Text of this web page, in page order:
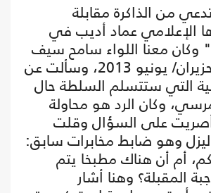
من الذاكرة مقابلة
الإعلامي عماد أديب في
وكان معنا اللواء سامح سيف
اليزل يوم 30 حزيران/ يونيو 2013، وسألت عن
التي ستتسلم السلطة حال
وكان الرد هو محاولة
أصريت على السؤال وقلت
وهو ضابط مخابرات سابق:
أم أن هناك مطبخا يتم
المقبلة؟ وهنا أشار